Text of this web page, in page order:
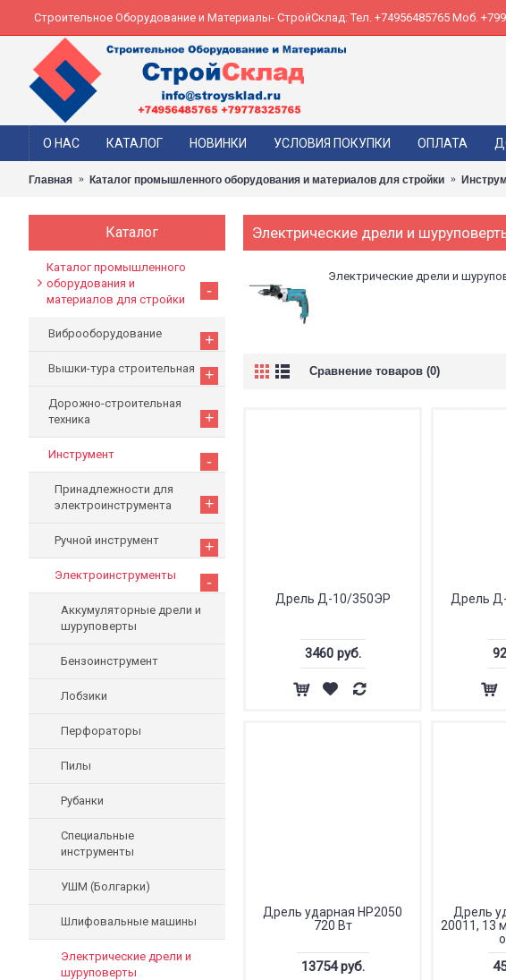
Строительное Оборудование и Материалы- СтройСклад: Тел. +74956485765 Моб.
О НАС КАТАЛОГ НОВИНКИ УСЛОВИЯ ПОКУПКИ ОПЛАТА
Главная Каталог промышленного оборудования и материалов для стройки
Каталог
Каталог промышленного
оборудования и
материалов для стройки
-
Виброоборудование +
Вышки-тура строительная +
Дорожно-строительная
техника
+
Инструмент -
Принадлежности для
электроинструмента
+
Ручной инструмент +
Электроинструменты -
Аккумуляторные дрели и
шуруповерты
Бензоинструмент
Лобзики
Перфораторы
Пилы
Рубанки
Специальные
инструменты
УШМ (Болгарки)
Шлифовальные машины
Электрические дрели и
шуруповерты
Электрические дрели и
Электрические дрели и
Сравнение товаров (0)
Дрель Д-10/350ЭР
3460 руб.
Дрель
Дрель ударная HP2050
720 Вт
13754 руб.
Дрель
20011, 13